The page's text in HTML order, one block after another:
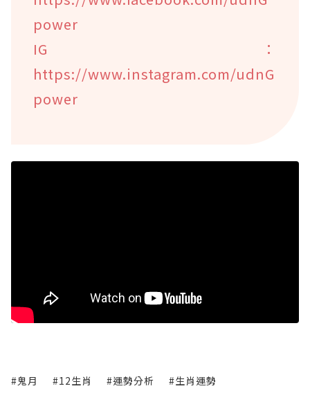
power
IG：
https://www.instagram.com/udnG
power
#鬼月 #12生肖 #運勢分析 #生肖運勢